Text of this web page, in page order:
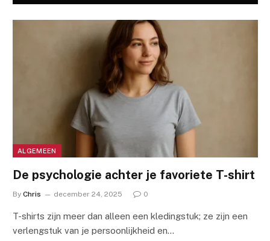
ALGEMEEN
De psychologie achter je favoriete T-shirt
By Chris december 24, 2025 0
T-shirts zijn meer dan alleen een kledingstuk; ze zijn een
verlengstuk van je persoonlijkheid en…